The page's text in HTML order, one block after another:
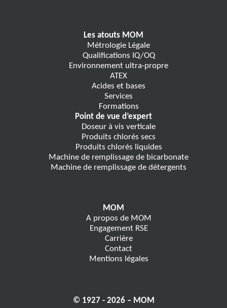
Les atouts MOM
Métrologie Légale
Qualifications IQ/OQ
Environnement ultra-propre
ATEX
Acides et bases
Services
Formations
Point de vue d’expert
Doseur à vis verticale
Produits chlorés secs
Produits chlorés liquides
Machine de remplissage de bicarbonate
Machine de remplissage de détergents
MOM
A propos de MOM
Engagement RSE
Carrière
Contact
Mentions légales
© 1927 - 2026 – MOM